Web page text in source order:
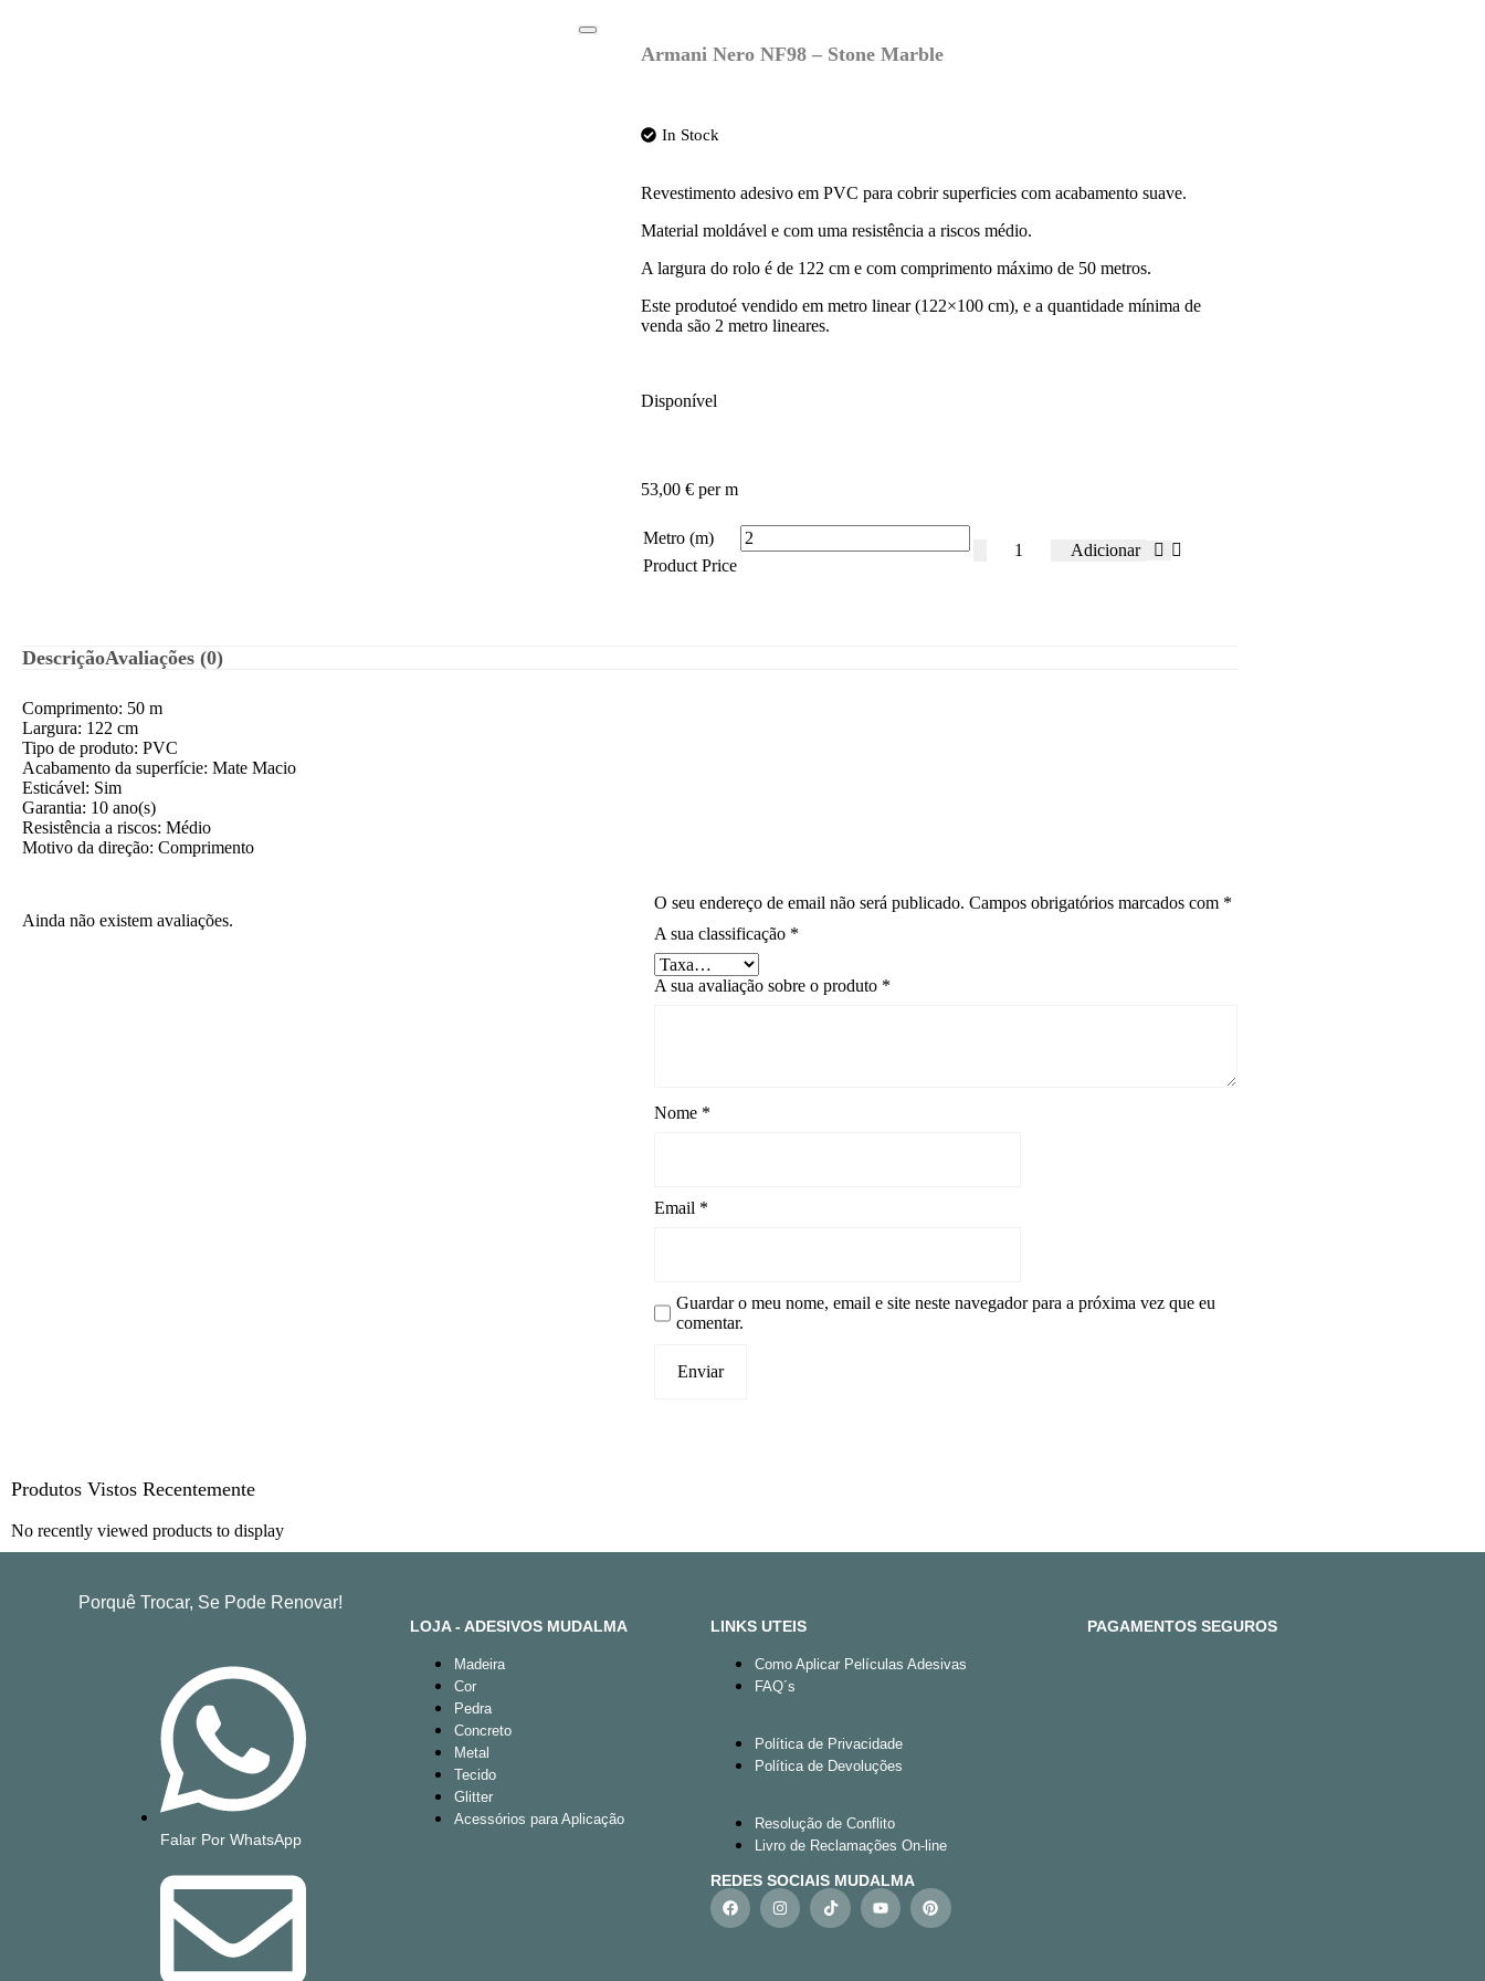
Armani Nero NF98 – Stone Marble
In Stock
Revestimento adesivo em PVC para cobrir superficies com acabamento suave.
Material moldável e com uma resistência a riscos médio.
A largura do rolo é de 122 cm e com comprimento máximo de 50 metros.
Este produtoé vendido em metro linear (122×100 cm), e a quantidade mínima de
venda são 2 metro lineares.
Disponível
53,00 € per m
Metro (m)
Product Price
Adicionar
DescriçãoAvaliações (0)
Comprimento: 50 m
Largura: 122 cm
Tipo de produto: PVC
Acabamento da superfície: Mate Macio
Esticável: Sim
Garantia: 10 ano(s)
Resistência a riscos: Médio
Motivo da direção: Comprimento
Ainda não existem avaliações.
O seu endereço de email não será publicado. Campos obrigatórios marcados com *
A sua classificação *
A sua avaliação sobre o produto *
Nome *
Email *
Guardar o meu nome, email e site neste navegador para a próxima vez que eu
comentar.
Produtos Vistos Recentemente
No recently viewed products to display
Porquê Trocar, Se Pode Renovar!
Falar Por WhatsApp
LOJA - ADESIVOS MUDALMA
Madeira
Cor
Pedra
Concreto
Metal
Tecido
Glitter
Acessórios para Aplicação
LINKS UTEIS
Como Aplicar Películas Adesivas
FAQ´s
Política de Privacidade
Política de Devoluções
Resolução de Conflito
Livro de Reclamações On-line
REDES SOCIAIS MUDALMA
PAGAMENTOS SEGUROS